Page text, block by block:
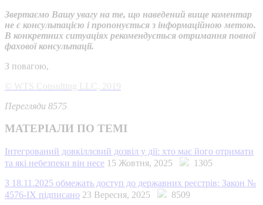
Звертаємо Вашу увагу на те, що наведений вище коментар
не є консультацією і пропонується з інформаційною метою.
В конкретних ситуаціях рекомендується отримання повної
фахової консультації.
З повагою,
© WTS Consulting LLC, 2019
Перегляди 8575
МАТЕРІАЛИ ПО ТЕМІ
Інтегрований довкіллєвий дозвіл у дії: хто має його отримати
та які небезпеки він несе 15 Жовтня, 2025
1305
З 18.11.2025 обмежать доступ до державних реєстрів: Закон №
4576-IX підписано 23 Вересня, 2025
8509